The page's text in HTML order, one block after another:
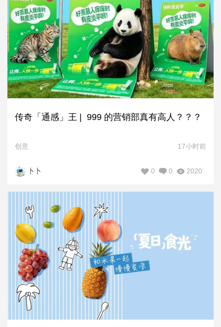
传奇「通感」王 | 999 的营销部真有高人？？？
创意 17小时前
卜卜 2020
0
0